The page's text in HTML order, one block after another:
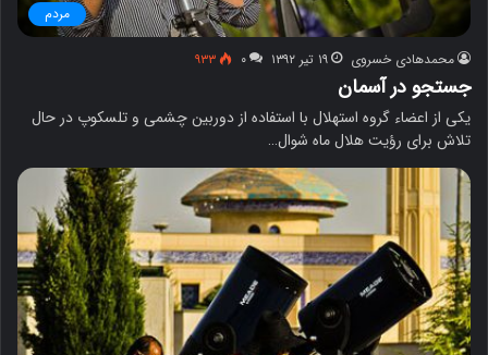
مردم
محمدهادی خسروی ۱۹ تیر ۱۳۹۲ ۰ ۹۳۳
جستجو در آسمان
یکی از اعضاء گروه استهلال با استفاده از دوربین چشمی و تلسکوپ در حال
تلاش برای رؤیت هلال ماه شوال…